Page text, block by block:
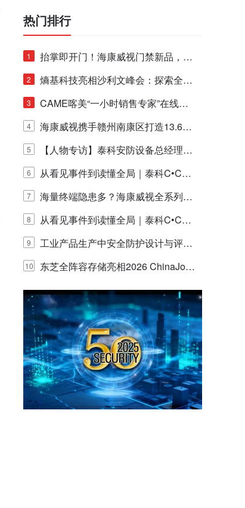
热门排行
1
抬掌即开门！海康威视门禁新品，不
止认人脸，更认"掌"中静脉！
2
熵基科技亮相沙利文峰会：探索全栈
脑机技术商业化生态新路径
3
CAME喀美“一小时销售专家”在线赋
能培训正式启动！
4
海康威视携手赣州南康区打造13.6公
里绿波网
5
【人物专访】泰科安防设备总经理张
宁解码安防出海新范式
6
从看见事件到读懂全局｜泰科C•CUR
E IQ 3.20开启安防运营智能新时代
7
海量终端隐患多？海康威视全系列物
联安全产品，四层守护更放心！
8
从看见事件到读懂全局｜泰科C•CUR
E IQ 3.20开启安防运营智能新时代
9
工业产品生产中安全防护设计与评估
的实践与探讨
10
东芝全阵容存储亮相2026 ChinaJo
y，以海量数据底座赋能“与AI同游”新
体验